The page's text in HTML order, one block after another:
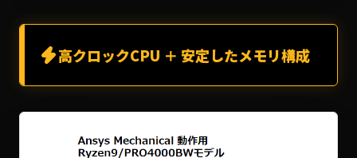
高クロックCPU ＋ 安定したメモリ構成